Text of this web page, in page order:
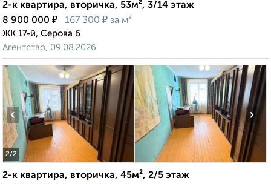
2-к квартира, вторичка, 53м², 3/14 этаж
8 900 000 ₽ 167 300 ₽ за м²
ЖК 17-й, Серова 6
Агентство, 09.08.2026
2/2
‹ ›
2-к квартира, вторичка, 45м², 2/5 этаж